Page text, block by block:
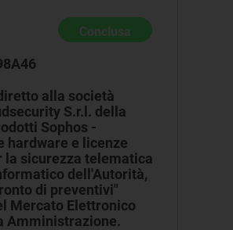
Conclusa
alla società
S.r.l. della
Sophos -
hardware e licenze
la sicurezza telematica
dell'Autorità,
di preventivi"
Mercato Elettronico
Amministrazione.